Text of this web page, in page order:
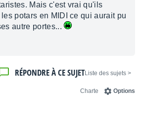
Mais c'est vrai qu'ils
potars en MIDI ce qui aurait pu
autre portes...
< Liste des sujets
RÉPONDRE À CE SUJET
Options
Charte